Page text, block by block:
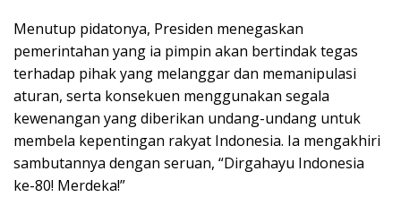
Menutup pidatonya, Presiden menegaskan
pemerintahan yang ia pimpin akan bertindak tegas
terhadap pihak yang melanggar dan memanipulasi
aturan, serta konsekuen menggunakan segala
kewenangan yang diberikan undang-undang untuk
membela kepentingan rakyat Indonesia. Ia mengakhiri
sambutannya dengan seruan, “Dirgahayu Indonesia
ke-80! Merdeka!”